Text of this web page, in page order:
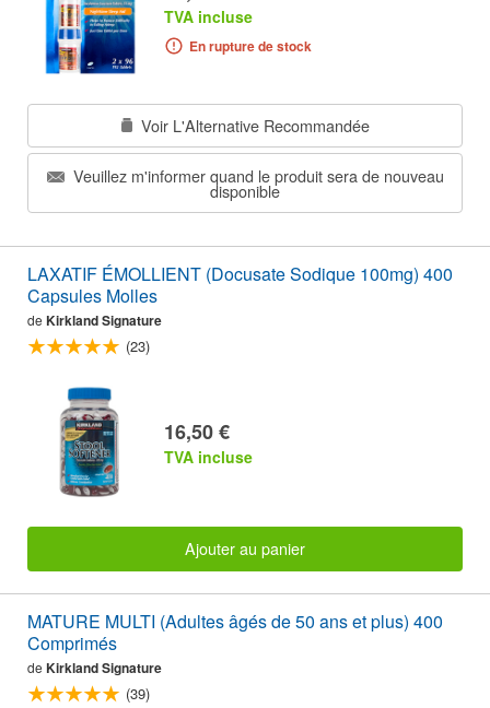
TVA incluse
En rupture de stock
Voir L'Alternative Recommandée
Veuillez m'informer quand le produit sera de nouveau
disponible
LAXATIF ÉMOLLIENT (Docusate Sodique 100mg) 400
Capsules Molles
de Kirkland Signature
(23)
16,50 €
TVA incluse
Ajouter au panier
MATURE MULTI (Adultes âgés de 50 ans et plus) 400
Comprimés
de Kirkland Signature
(39)